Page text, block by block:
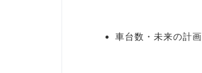
車台数・未来の計画